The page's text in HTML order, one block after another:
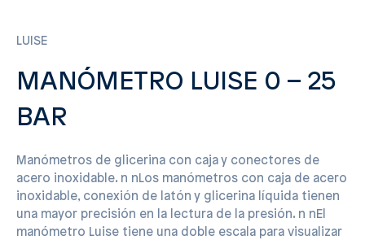
LUISE
MANÓMETRO LUISE 0 – 25
BAR
Manómetros de glicerina con caja y conectores de
acero inoxidable. n nLos manómetros con caja de acero
inoxidable, conexión de latón y glicerina líquida tienen
una mayor precisión en la lectura de la presión. n nEl
manómetro Luise tiene una doble escala para visualizar